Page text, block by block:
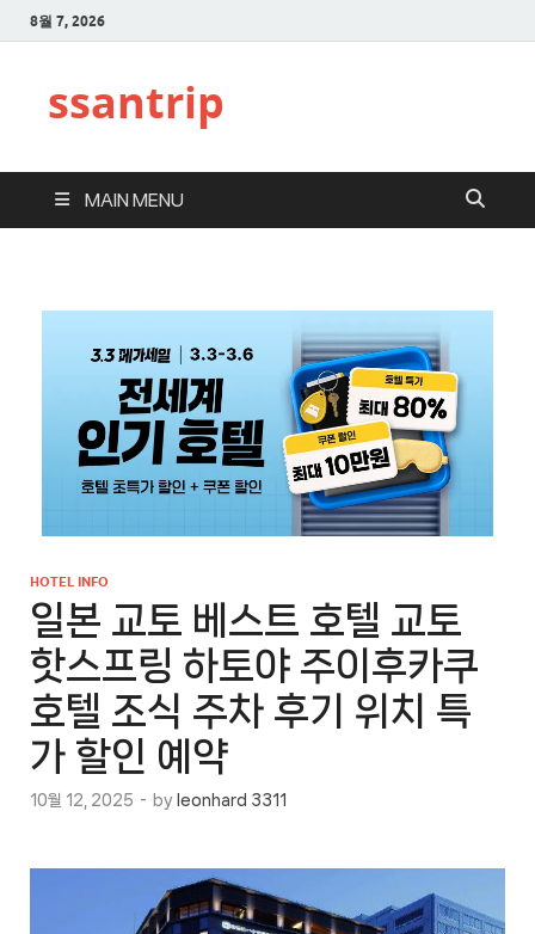
8월 7, 2026
ssantrip
MAIN MENU
HOTEL INFO
일본 교토 베스트 호텔 교토
핫스프링 하토야 주이후카쿠
호텔 조식 주차 후기 위치 특
가 할인 예약
10월 12, 2025 - by leonhard 3311